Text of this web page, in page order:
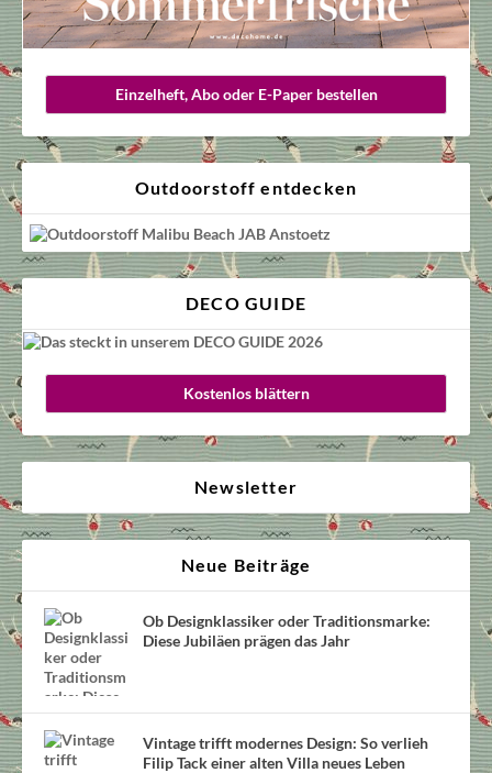
Einzelheft, Abo oder E-Paper bestellen
Outdoorstoff entdecken
DECO GUIDE
Kostenlos blättern
Newsletter
Neue Beiträge
Ob Designklassiker oder Traditionsmarke:
Diese Jubiläen prägen das Jahr
Vintage trifft modernes Design: So verlieh
Filip Tack einer alten Villa neues Leben